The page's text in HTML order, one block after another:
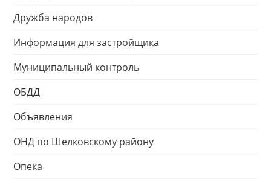
Дружба народов
Информация для застройщика
Муниципальный контроль
ОБДД
Объявления
ОНД по Шелковскому району
Опека